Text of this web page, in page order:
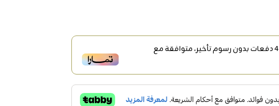
4دفعات بدون رسوم تأخير، متوافقة مع